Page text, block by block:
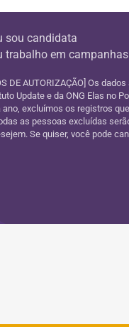
sou candidata
trabalho em
DE AUTORIZAÇÃO] Os
Update e da ONG Elas no
ano, excluímos os registros
as pessoas excluídas
Se quiser, você pode